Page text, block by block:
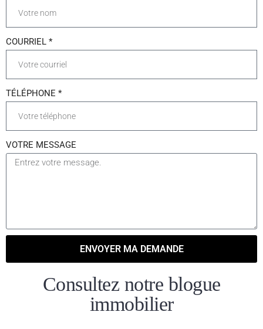
COURRIEL *
TÉLÉPHONE *
VOTRE MESSAGE
ENVOYER MA DEMANDE
Consultez notre blogue
immobilier